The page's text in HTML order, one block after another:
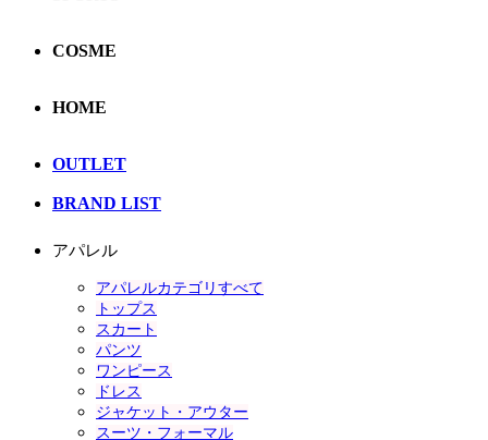
COSME
HOME
OUTLET
BRAND LIST
アパレル
アパレルカテゴリすべて
トップス
スカート
パンツ
ワンピース
ドレス
ジャケット・アウター
スーツ・フォーマル